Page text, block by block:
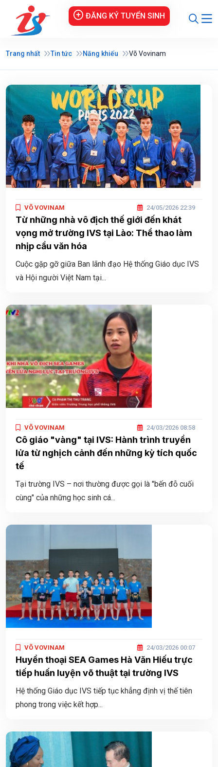
ĐĂNG KÝ TUYỂN SINH
Trang nhất Tin tức Năng khiếu Võ Vovinam
VÕ VOVINAM 24/05/2026 22:39
Từ những nhà vô địch thế giới đến khát
vọng mở trường IVS tại Lào: Thể thao làm
nhịp cầu văn hóa
Cuộc gặp gỡ giữa Ban lãnh đạo Hệ thống Giáo dục IVS
và Hội người Việt Nam tại...
VÕ VOVINAM 24/03/2026 08:58
Cô giáo "vàng" tại IVS: Hành trình truyền
lửa từ nghịch cảnh đến những kỳ tích quốc
tế
Tại trường IVS – nơi thường được gọi là "bến đỗ cuối
cùng" của những học sinh cá...
VÕ VOVINAM 24/03/2026 00:07
Huyền thoại SEA Games Hà Văn Hiếu trực
tiếp huấn luyện võ thuật tại trường IVS
Hệ thống Giáo dục IVS tiếp tục khẳng định vị thế tiên
phong trong việc kết hợp...